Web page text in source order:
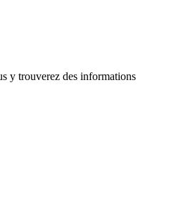
y trouverez des informations